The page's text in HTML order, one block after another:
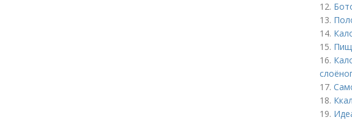
12.
13.
14.
15.
16.
17.
18.
19.